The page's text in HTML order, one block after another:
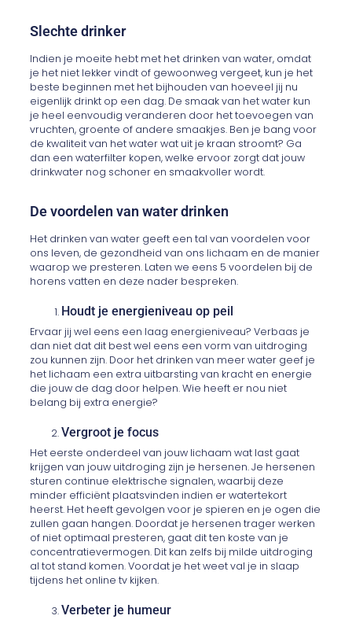
Slechte drinker
Indien je moeite hebt met het drinken van water, omdat
je het niet lekker vindt of gewoonweg vergeet, kun je het
beste beginnen met het bijhouden van hoeveel jij nu
eigenlijk drinkt op een dag. De smaak van het water kun
je heel eenvoudig veranderen door het toevoegen van
vruchten, groente of andere smaakjes. Ben je bang voor
de kwaliteit van het water wat uit je kraan stroomt? Ga
dan een waterfilter kopen, welke ervoor zorgt dat jouw
drinkwater nog schoner en smaakvoller wordt.
De voordelen van water drinken
Het drinken van water geeft een tal van voordelen voor
ons leven, de gezondheid van ons lichaam en de manier
waarop we presteren. Laten we eens 5 voordelen bij de
horens vatten en deze nader bespreken.
Houdt je energieniveau op peil
Ervaar jij wel eens een laag energieniveau? Verbaas je
dan niet dat dit best wel eens een vorm van uitdroging
zou kunnen zijn. Door het drinken van meer water geef je
het lichaam een extra uitbarsting van kracht en energie
die jouw de dag door helpen. Wie heeft er nou niet
belang bij extra energie?
Vergroot je focus
Het eerste onderdeel van jouw lichaam wat last gaat
krijgen van jouw uitdroging zijn je hersenen. Je hersenen
sturen continue elektrische signalen, waarbij deze
minder efficiënt plaatsvinden indien er watertekort
heerst. Het heeft gevolgen voor je spieren en je ogen die
zullen gaan hangen. Doordat je hersenen trager werken
of niet optimaal presteren, gaat dit ten koste van je
concentratievermogen. Dit kan zelfs bij milde uitdroging
al tot stand komen. Voordat je het weet val je in slaap
tijdens het online tv kijken.
Verbeter je humeur